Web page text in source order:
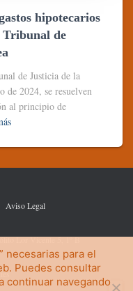
hipotecarios
Tribunal de
de Justicia de la
de 2024, se resuelven
al principio de
Aviso Legal
Lor Vicente 5, 1º B
necesarias para el
Puedes consultar
continuar navegando